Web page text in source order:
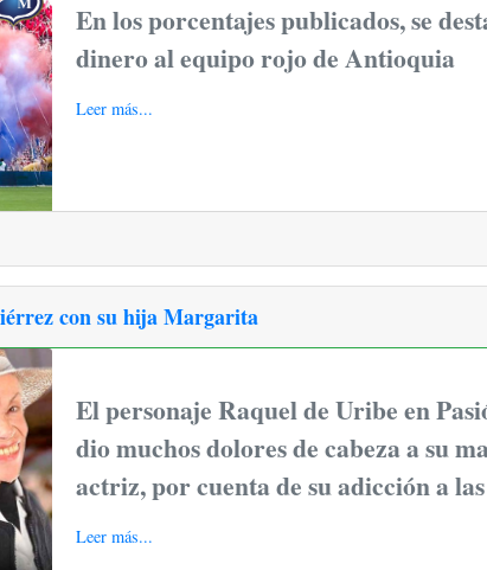
En los porcentajes publicados, se
dinero al equipo rojo de Antioquia
Leer más...
con su hija Margarita
El personaje Raquel de Uribe en
dio muchos dolores de cabeza a su
actriz, por cuenta de su adicción a
Leer más...